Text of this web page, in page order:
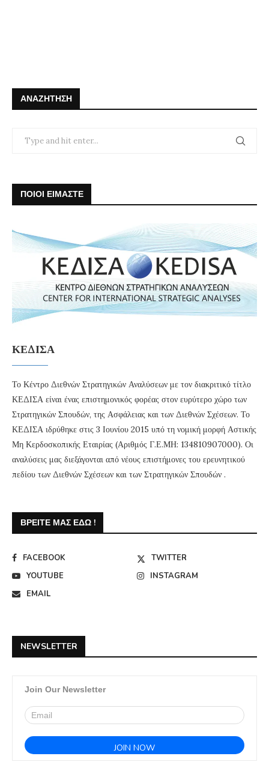
ΑΝΑΖΉΤΗΣΗ
ΠΟΙΟΙ ΕΙΜΑΣΤΕ
ΚΕΔΙΣΑ
Το Κέντρο Διεθνών Στρατηγικών Αναλύσεων με τον διακριτικό τίτλο
ΚΕΔΙΣΑ είναι ένας επιστημονικός φορέας στον ευρύτερο χώρο των
Στρατηγικών Σπουδών, της Ασφάλειας και των Διεθνών Σχέσεων. Το
ΚΕΔΙΣΑ ιδρύθηκε στις 3 Ιουνίου 2015 υπό τη νομική μορφή Αστικής
Μη Κερδοσκοπικής Εταιρίας (Αριθμός Γ.Ε.ΜΗ: 134810907000). Οι
αναλύσεις μας διεξάγονται από νέους επιστήμονες του ερευνητικού
πεδίου των Διεθνών Σχέσεων και των Στρατηγικών Σπουδών .
ΒΡΕΊΤΕ ΜΑΣ ΕΔΏ !
FACEBOOK
TWITTER
YOUTUBE
INSTAGRAM
EMAIL
NEWSLETTER
Join Our Newsletter